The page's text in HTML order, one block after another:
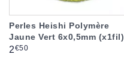
Perles Heishi Polymère
Jaune Vert 6x0,5mm (x1fil)
Prix
2€50